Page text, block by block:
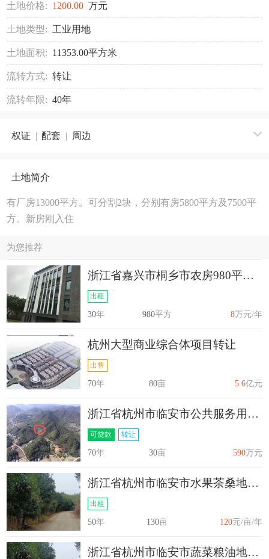
土地价格: 1200.00 万元
土地类型: 工业用地
土地面积: 11353.00平方米
流转方式: 转让
流转年限: 40年
权证 | 配套 | 周边
土地简介
有厂房13000平方。可分割2块，分别有房5800平方及7500平
方。新房刚入住
为您推荐
浙江省嘉兴市桐乡市农房980平方出租
出租
30年 8万元/年
980平方
杭州大型商业综合体项目转让
出售
70年 5.6亿元
80亩
浙江省杭州市临安市公共服务用地30亩转让
可贷款 转让
70年 590万元
30亩
浙江省杭州市临安市水果茶桑地130亩出租
出租
50年 120元/亩/年
130亩
浙江省杭州市临安市蔬菜粮油地130亩出租